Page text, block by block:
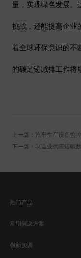
量，实现绿色发展。
挑战，还能提高企业
着全球环保意识的不
的碳足迹减排工作将
上一篇：汽车生产设备监
下一篇：制造业供应链碳
热门产品
常用解决方案
创新实训